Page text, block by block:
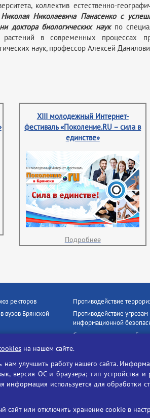
коллектив естественно-
Николая Николаевича Панасенко с
доктора биологических наукпо
растений в современных процессах
наук, профессор Алексей
XIII молодежный Интернет-
фестиваль «Поколение.RU – сила в
единстве»
Подробнее
ректоров
вузов Брянской
язык»
государственных
Противодействие
Противодействие угрозам
информационной
Социальные ролики -
БГУ против наркотиков
на нашем сайте.
улучшить работу нашего сайта.
версия ОС и браузера; тип устройства
используется для обработки
или отключить хранение cookie в